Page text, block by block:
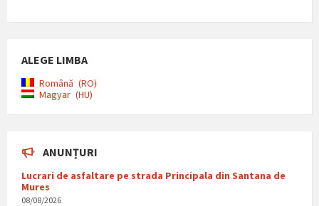
ALEGE LIMBA
Română
RO
Magyar
HU
ANUNȚURI
Lucrari de asfaltare pe strada Principala din Santana de
Mures
08/08/2026